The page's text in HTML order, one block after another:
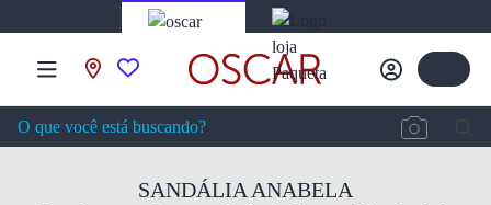
SANDÁLIA ANABELA